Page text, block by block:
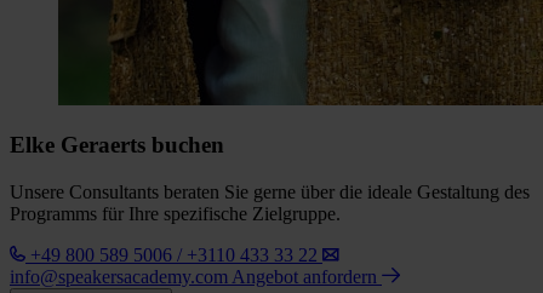
Elke Geraerts buchen
Unsere Consultants beraten Sie gerne über die ideale Gestaltung des
Programms für Ihre spezifische Zielgruppe.
+49 800 589 5006 / +3110 433 33 22
info@speakersacademy.com Angebot anfordern